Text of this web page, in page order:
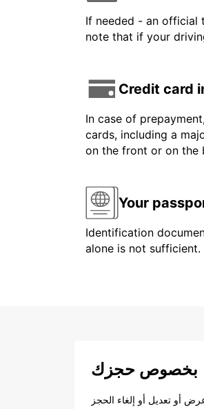
If needed - an official
note that if your
Credit card
In case of
cards, including a
on the front or on the
Your
Identification
alone is not sufficient.
بخصوص حجزك
أو تعديل أو إلغاء الحجز